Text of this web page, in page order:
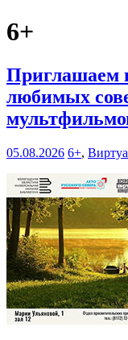
6+
Приглашаем
любимых
05.08.2026 6+,